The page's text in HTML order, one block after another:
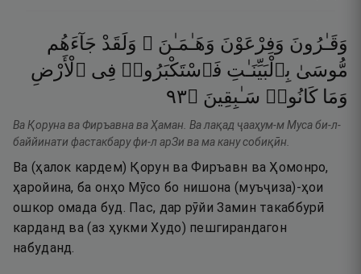
وَقَـٰرُونَ وَفِرْعَوْنَ وَهَـٰمَـٰنَ ۖ وَلَقَدْ جَآءَهُم
مُّوسَىٰ بِٱلْبَيِّنَـٰتِ فَٱسْتَكْبَرُوا۟ فِى ٱلْأَرْضِ
وَمَا كَانُوا۟ سَـٰبِقِينَ ۝٣٩
Ва Қоруна ва Фиръавна ва Ҳаман. Ва лақад ҷааҳум-м Муса би-л-
баййинати фастакбару фи-л арЗи ва ма кану собиқӣн.
Ва (ҳалок кардем) Қорун ва Фиръавн ва Ҳомонро,
ҳаройина, ба онҳо Мӯсо бо нишона (муъҷиза)-ҳои
ошкор омада буд. Пас, дар рӯйи Замин такаббурӣ
карданд ва (аз ҳукми Худо) пешгирандагон
набуданд.